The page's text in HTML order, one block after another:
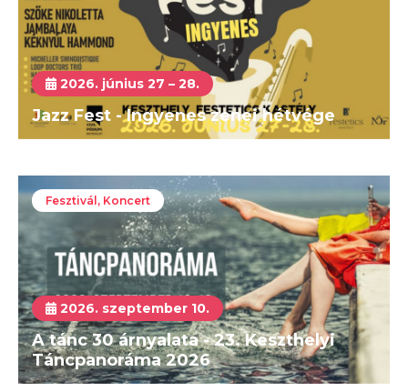
2026. június 27 – 28.
Jazz Fest - Ingyenes zenei hétvége
Fesztivál, Koncert
2026. szeptember 10.
A tánc 30 árnyalata - 23. Keszthelyi
Táncpanoráma 2026